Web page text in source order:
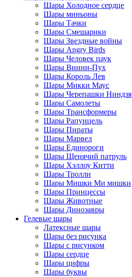
Шары Холодное сердце
Шары миньоны
Шары Тачки
Шары Смешарики
Шары Звездные войны
Шары Angry Birds
Шары Человек паук
Шары Винни-Пух
Шары Король Лев
Шары Микки Маус
Шары Черепашки Ниндзя
Шары Самолеты
Шары Трансформеры
Шары Рапунцель
Шары Пираты
Шары Марвел
Шары Единороги
Шары Щенячий патруль
Шары Хэллоу Китти
Шары Тролли
Шары Мишки Ми мишки
Шары Принцессы
Шары Животные
Шары Динозавры
Гелевые шары
Латексные шары
Шары без рисунка
Шары с рисунком
Шары сердце
Шары цифры
Шары буквы